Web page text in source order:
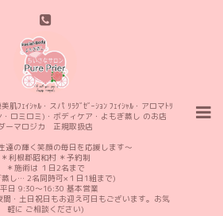
肌ﾌｪｲｼｬﾙ・スパ ﾘﾗｸﾞｾﾞｰｼｮﾝ ﾌｪｲｼｬﾙ・アロマﾄﾘ
・ロミロミ)・ボディケア・よもぎ蒸し のお店
ーマロジカ 正規取扱店
達の輝く笑顔の毎日を応援します〜
＊利根郡昭和村 ＊予約制
＊施術は １日2名まで
蒸し… 2名同時可×１日1組まで)
平日 9:30〜16:30 基本営業
間・土日祝日もお迎え可日もございます。お気
軽に ご相談ください)